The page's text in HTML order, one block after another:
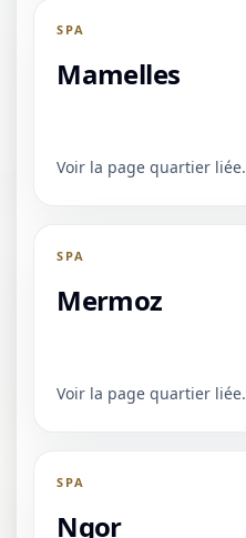
SPA
Mamelles
Voir la page quartier liée.
SPA
Mermoz
Voir la page quartier liée.
SPA
Ngor